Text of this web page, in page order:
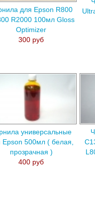
для Epson R800
R2000 100мл Gloss
Optimizer
300 руб
универсальные
Epson 500мл ( белая,
прозрачная )
400 руб